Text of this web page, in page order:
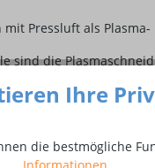
Pressluft als
die
manueller oder in
Brenner und
ein sicheres und
Ihre
die bestmögliche